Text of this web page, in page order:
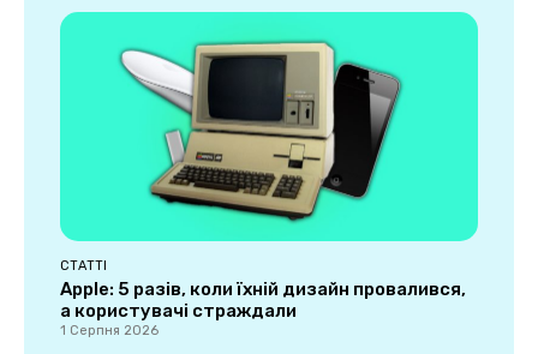
СТАТТІ
Apple: 5 разів, коли їхній дизайн провалився,
а користувачі страждали
1 Серпня 2026